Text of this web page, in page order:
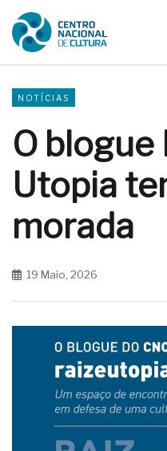
NOTÍCIAS
O blogue
Utopia
morada
19 Maio, 2026